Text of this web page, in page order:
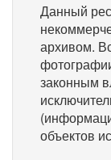
Данный
архивом.
законным
объектов